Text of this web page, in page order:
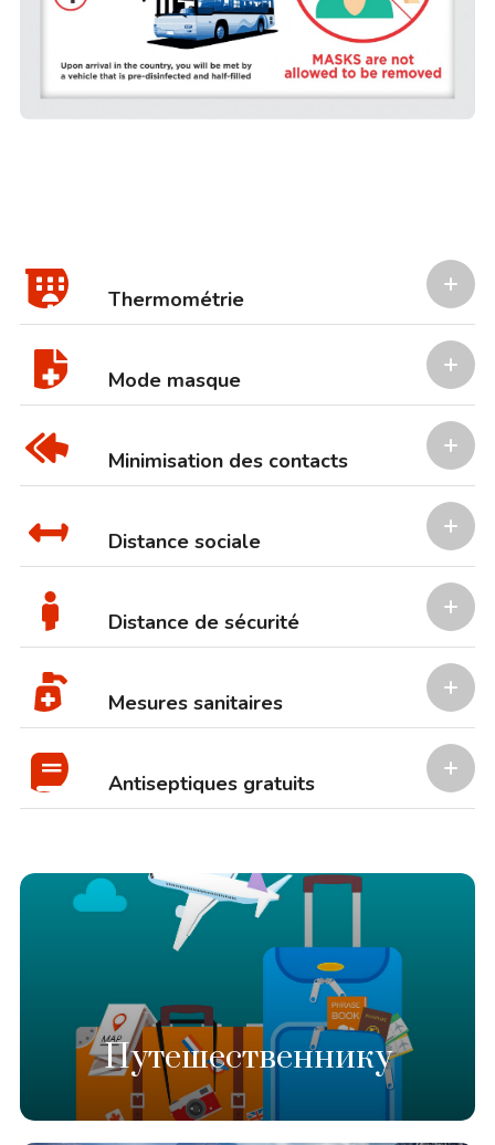
Thermométrie
Mode masque
Minimisation des contacts
Distance sociale
Distance de sécurité
Mesures sanitaires
Antiseptiques gratuits
Путешественнику